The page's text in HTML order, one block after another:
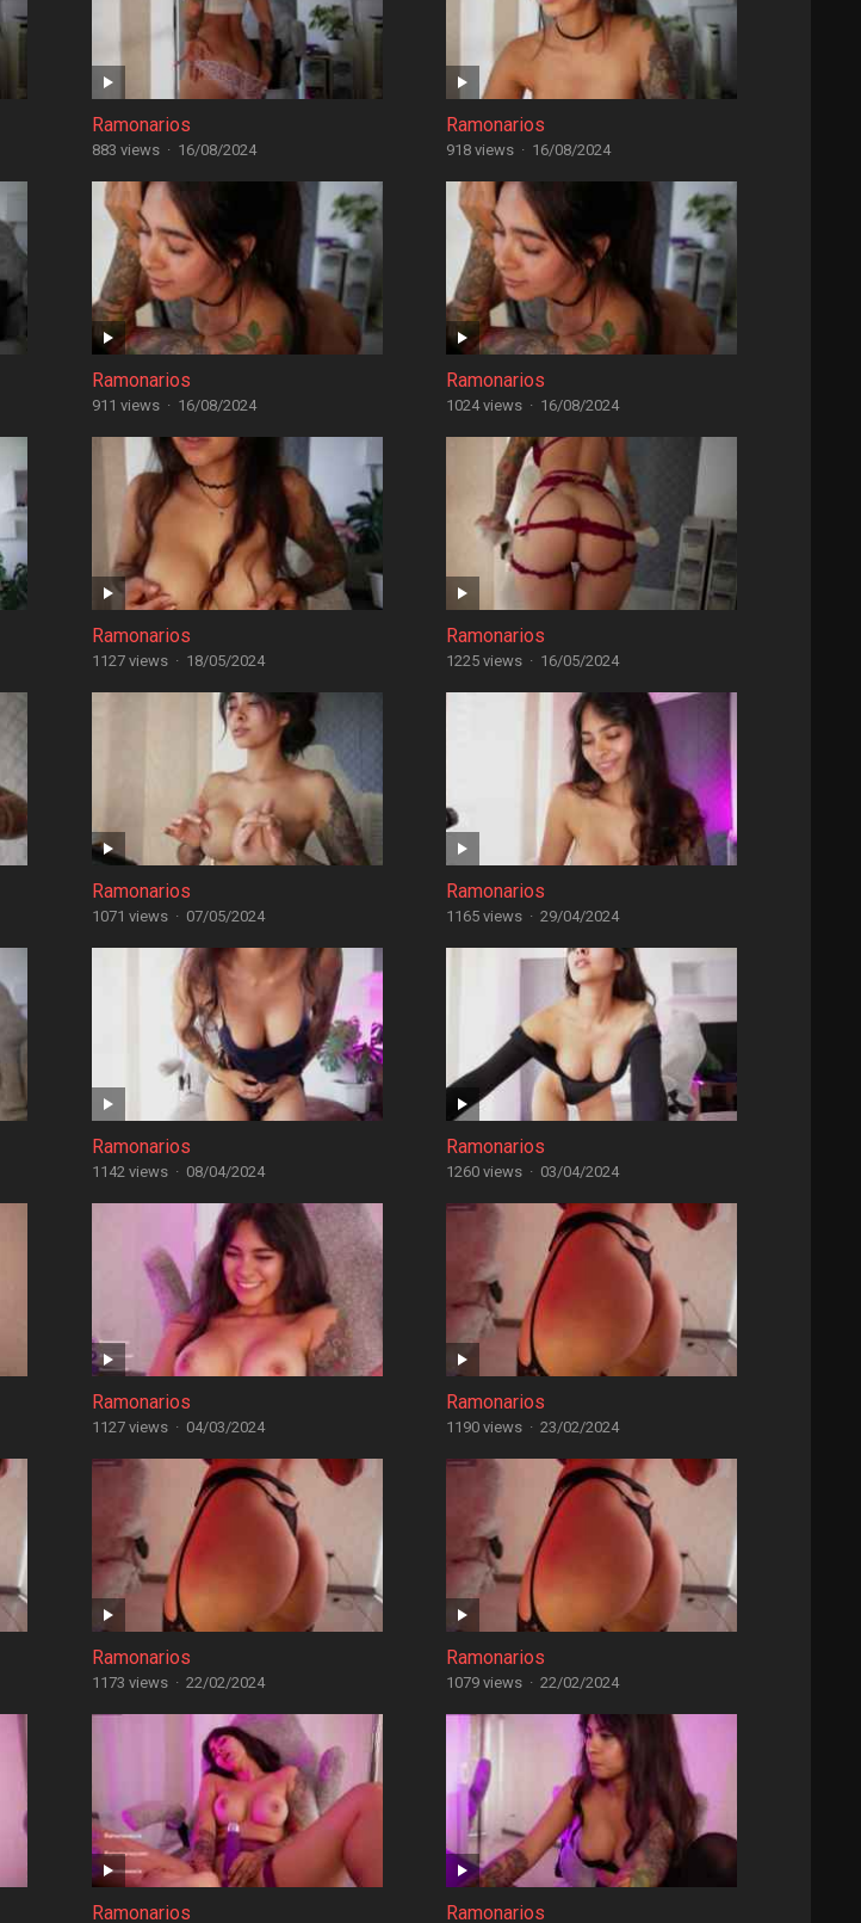
Ramonarios
883 views · 16/08/2024
Ramonarios
918 views · 16/08/2024
Ramonarios
911 views · 16/08/2024
Ramonarios
1024 views · 16/08/2024
Ramonarios
1127 views · 18/05/2024
Ramonarios
1225 views · 16/05/2024
Ramonarios
1071 views · 07/05/2024
Ramonarios
1165 views · 29/04/2024
Ramonarios
1142 views · 08/04/2024
Ramonarios
1260 views · 03/04/2024
Ramonarios
1127 views · 04/03/2024
Ramonarios
1190 views · 23/02/2024
Ramonarios
1173 views · 22/02/2024
Ramonarios
1079 views · 22/02/2024
Ramonarios Ramonarios